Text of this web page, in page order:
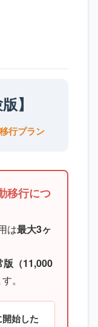
】
行プラン
移行につ
は最大3ヶ
版（11,000
。
開始した